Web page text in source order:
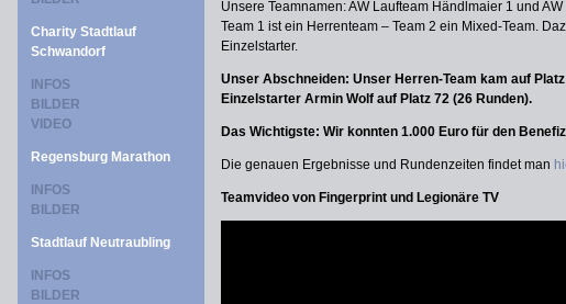
Charity Stadtlauf
Schwandorf
INFOS
BILDER
VIDEO
Regensburg Marathon
INFOS
BILDER
Stadtlauf Neutraubling
INFOS
BILDER
Unsere Teamnamen: AW Laufteam Händlmaier 1 und
Team 1 ist ein Herrenteam – Team 2 ein Mixed-Team.
Einzelstarter.
Unser Abschneiden: Unser Herren-Team kam auf
Einzelstarter Armin Wolf auf Platz 72 (26 Runden).
Das Wichtigste: Wir konnten 1.000 Euro für den
Die genauen Ergebnisse und Rundenzeiten findet man
Teamvideo von Fingerprint und Legionäre TV